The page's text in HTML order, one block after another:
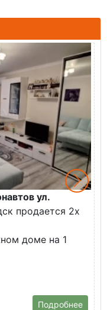
ул.
продается 2х
доме на 1
Подробнее